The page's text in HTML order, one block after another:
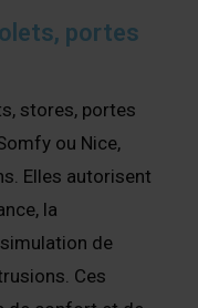
portes
stores, portes
ou Nice,
Elles autorisent
la
de
Ces